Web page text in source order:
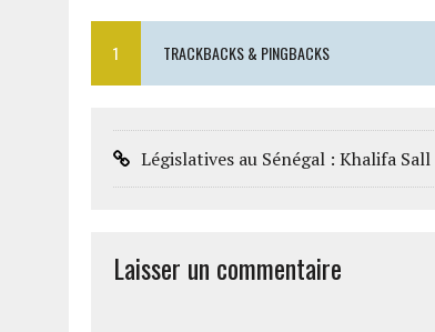
1 TRACKBACKS & PINGBACKS
Législatives au Sénégal : Khalifa
Laisser un commentaire